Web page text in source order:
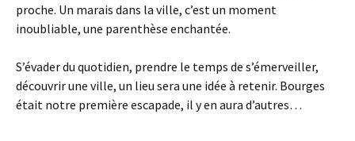
proche. Un marais dans la ville, c’est un moment
inoubliable, une parenthèse enchantée.
S’évader du quotidien, prendre le temps de s’émerveiller,
découvrir une ville, un lieu sera une idée à retenir. Bourges
était notre première escapade, il y en aura d’autres…